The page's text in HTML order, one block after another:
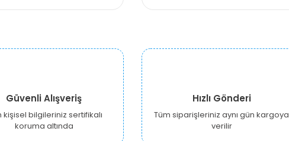
Güvenli Alışveriş
kişisel bilgileriniz sertifikalı
koruma altında
Hızlı Gönderi
Tüm siparişleriniz aynı gün kargoya
verilir